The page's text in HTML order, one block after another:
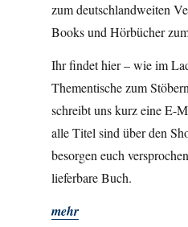
zum deutschlandweiten
Books und Hörbücher
Ihr findet hier – wie im
Thementische zum
schreibt uns kurz eine E-
alle Titel sind über den
besorgen euch
lieferbare Buch.
mehr